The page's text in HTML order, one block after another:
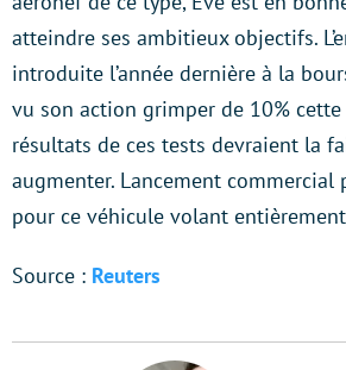
atteindre ses ambitieux objectifs.
introduite l’année dernière à la
vu son action grimper de 10% cette
résultats de ces tests devraient la
augmenter. Lancement commercial
pour ce véhicule volant
Source : Reuters